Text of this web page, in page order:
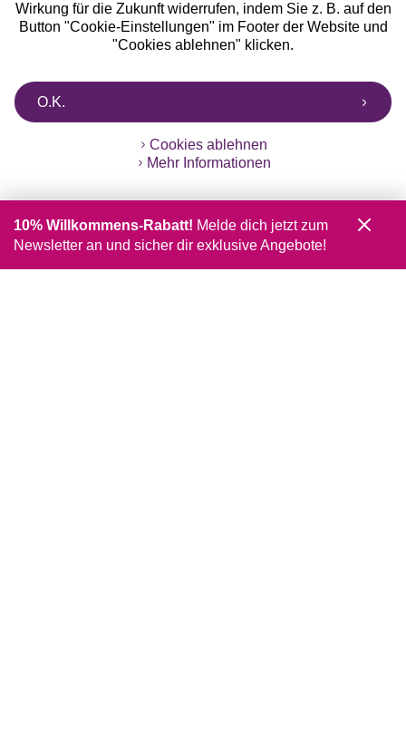
Wirkung für die Zukunft widerrufen, indem Sie z. B. auf den
Button "Cookie-Einstellungen" im Footer der Website und
"Cookies ablehnen" klicken.
O.K.
Cookies ablehnen
Mehr Informationen
10% Willkommens-Rabatt! Melde dich jetzt zum
Newsletter an und sicher dir exklusive Angebote!